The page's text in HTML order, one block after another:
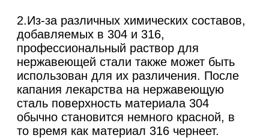
2.Из-за различных химических составов,
добавляемых в 304 и 316,
профессиональный раствор для
нержавеющей стали также может быть
использован для их различения. После
капания лекарства на нержавеющую
сталь поверхность материала 304
обычно становится немного красной, в
то время как материал 316 чернеет.